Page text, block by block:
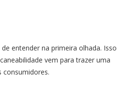
entender na primeira olhada. Isso
vem para trazer uma
consumidores.